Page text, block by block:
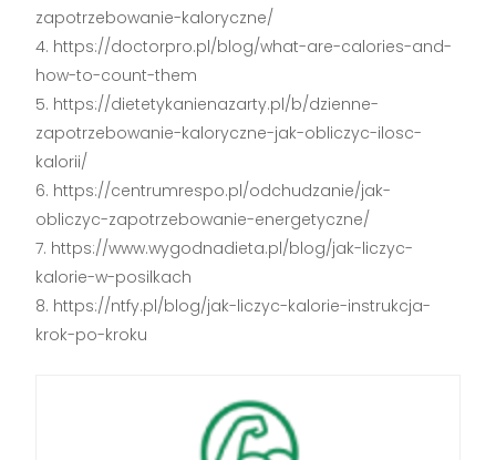
zapotrzebowanie-kaloryczne/
https://doctorpro.pl/blog/what-are-calories-and-
how-to-count-them
https://dietetykanienazarty.pl/b/dzienne-
zapotrzebowanie-kaloryczne-jak-obliczyc-ilosc-
kalorii/
https://centrumrespo.pl/odchudzanie/jak-
obliczyc-zapotrzebowanie-energetyczne/
https://www.wygodnadieta.pl/blog/jak-liczyc-
kalorie-w-posilkach
https://ntfy.pl/blog/jak-liczyc-kalorie-instrukcja-
krok-po-kroku